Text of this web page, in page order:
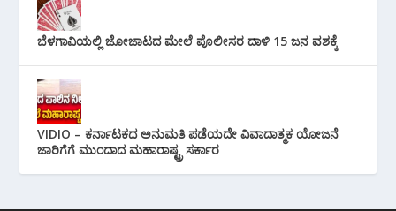
ಬೆಳಗಾವಿಯಲ್ಲಿ ಜೋಜಾಟದ ಮೇಲೆ ಪೊಲೀಸರ ದಾಳಿ 15 ಜನ ವಶಕ್ಕೆ
VIDIO – ಕರ್ನಾಟಕದ ಅನುಮತಿ ಪಡೆಯದೇ ವಿವಾದಾತ್ಮಕ ಯೋಜನೆ
ಜಾರಿಗೆಗೆ ಮುಂದಾದ ಮಹಾರಾಷ್ಟ್ರ ಸರ್ಕಾರ